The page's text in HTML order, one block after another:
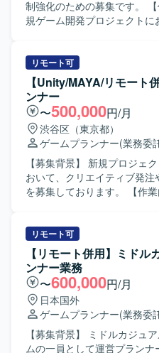
マゲーム開発を支える基盤
発に携わることができ、開
発環境】 C#、Python、cmd
コンシューマゲーム開発環
ト開発となります。
制強化のための募集です。 【作業内容】 当社で開発中の新
規ゲーム開発プロジェクト
小規模なチームでの開発と
新規タイトルを含めた他プ
メントへのミッション変更なども可能
像】 インディーゲームやア
味や知見をお持ちで、主体的
業務を推進いただける方を求
づくりを楽しみ、少数精鋭な
い業務に携わることにやり
迎いたします。 【ポジションの魅力】 オリジナルIPや有力
IPによる大規模ゲーム開発
を目指したものづくりを経験
と高度な運用ノウハウを生
創出に携わることができま
ルチャーの中で、大きな裁量
す。 【開発環境】 ゲーム開発に最適な機材を含む環境が整
備されており、ご希望に応じ
R&D等の技術投資が行われま
ラクゼーションスペースな
ります。
リモート可
【Unity/MAYA/リモート
ンナー
〜500,000円/月
渋谷区（東京都）
ゲームプランナー(業務委
【募集背景】 新規プロジェ
おいて、クリエイティブ発
を募集しております。 【作業内容】 キャラクターのモーシ
をご担当いただきます。新
型IPを活用したマルチプラ
関わっていただく想定です。 【求める人物像】 世界を震撼
させるサービスを作るという
る方を求めております。ゲー
る方、ベンチャーマインドを
により良いモノづくりを追求
んじる方、新作ゲームが出
いる方にマッチするポジションです。 【
リモート可
【リモート併用】ミド
ンナー業務
〜600,000円/月
日本国外
ゲームプランナー(業務委
【募集背景】 ミドルカジュ
ムの一員として運営プラン